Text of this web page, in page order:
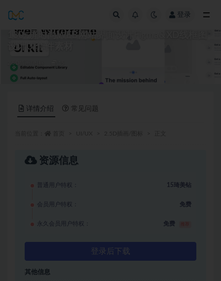
登录
130+屏时尚WEB网站界面设计Figma&XD线框图
设计UI套件素材
2.5D插画/图标
详情介绍 常见问题
资源信息
普通用户特权： 15琦美钻
会员用户特权： 免费
永久会员用户特权： 免费
登录后下载
其他信息